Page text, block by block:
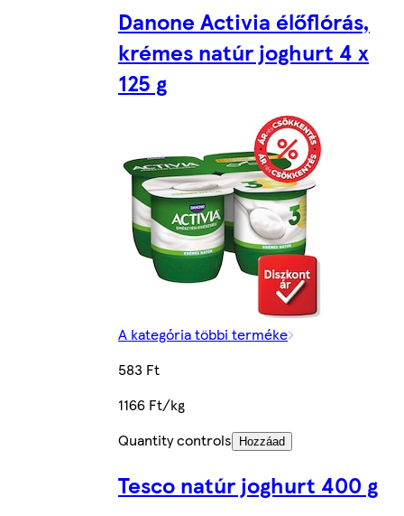
Danone Activia élőflórás,
krémes natúr joghurt 4 x
125 g
A kategória többi terméke
583 Ft
1166 Ft/kg
Quantity controls
Hozzáad
Tesco natúr joghurt 400 g